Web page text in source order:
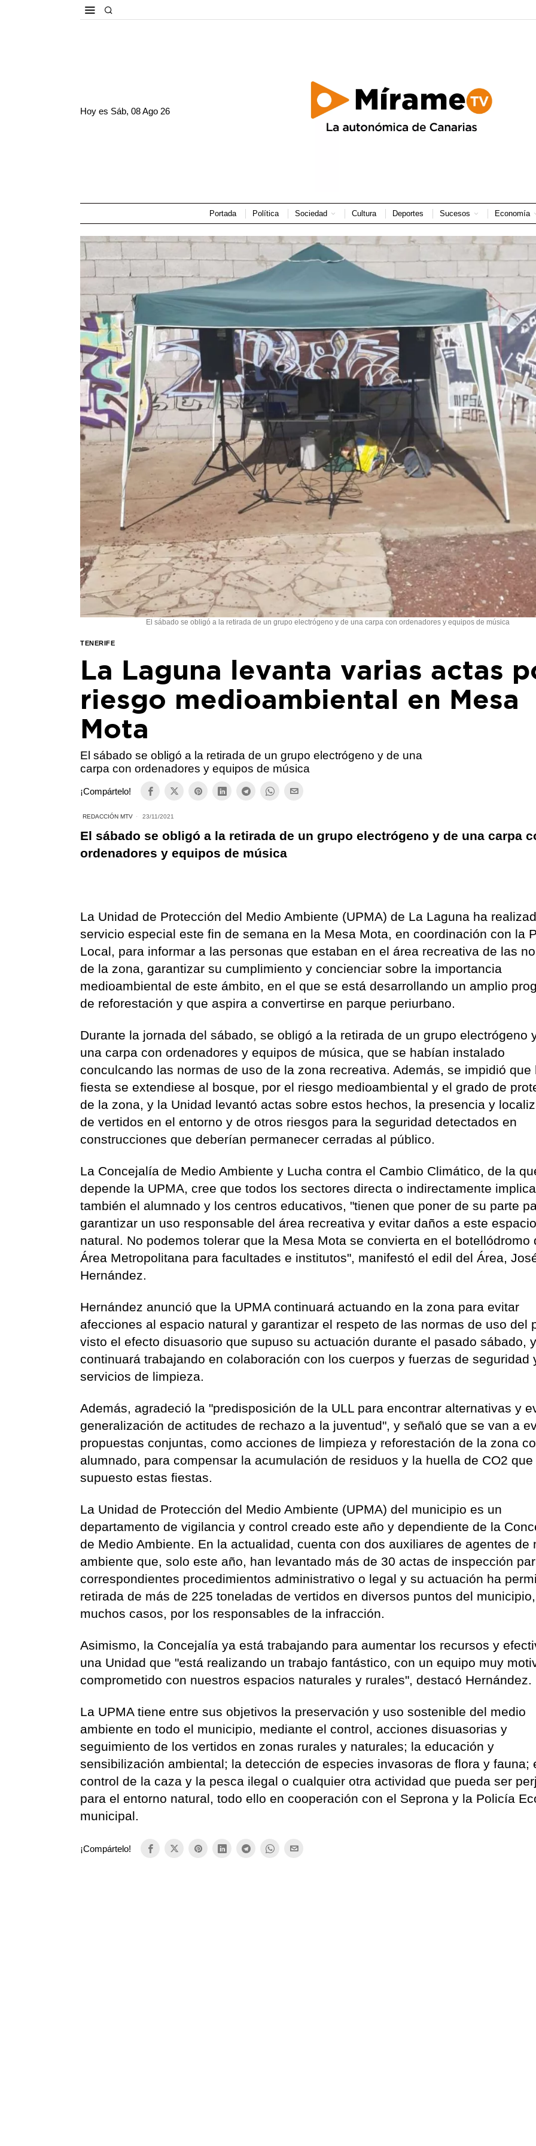
Hoy es Sáb, 08 Ago 26
Portada Política Sociedad Cultura Deportes Sucesos Economía
El sábado se obligó a la retirada de un grupo electrógeno y de una carpa con ordenadores y equipos de música
TENERIFE
La Laguna levanta varias actas
riesgo medioambiental en Mesa
Mota
El sábado se obligó a la retirada de un grupo electrógeno y de una
carpa con ordenadores y equipos de música
¡Compártelo!
REDACCIÓN MTV 23/11/2021
El sábado se obligó a la retirada de un grupo electrógeno y de una carpa
ordenadores y equipos de música
La Unidad de Protección del Medio Ambiente (UPMA) de La Laguna ha
servicio especial este fin de semana en la Mesa Mota, en coordinación con la
Local, para informar a las personas que estaban en el área recreativa de las
de la zona, garantizar su cumplimiento y concienciar sobre la importancia
medioambiental de este ámbito, en el que se está desarrollando un amplio
de reforestación y que aspira a convertirse en parque periurbano.
Durante la jornada del sábado, se obligó a la retirada de un grupo electrógeno
una carpa con ordenadores y equipos de música, que se habían instalado
conculcando las normas de uso de la zona recreativa. Además, se impidió que
fiesta se extendiese al bosque, por el riesgo medioambiental y el grado de
de la zona, y la Unidad levantó actas sobre estos hechos, la presencia y
de vertidos en el entorno y de otros riesgos para la seguridad detectados en
construcciones que deberían permanecer cerradas al público.
La Concejalía de Medio Ambiente y Lucha contra el Cambio Climático, de la
depende la UPMA, cree que todos los sectores directa o indirectamente
también el alumnado y los centros educativos, "tienen que poner de su parte
garantizar un uso responsable del área recreativa y evitar daños a este
natural. No podemos tolerar que la Mesa Mota se convierta en el botellódromo
Área Metropolitana para facultades e institutos", manifestó el edil del Área,
Hernández.
Hernández anunció que la UPMA continuará actuando en la zona para evitar
afecciones al espacio natural y garantizar el respeto de las normas de uso del
visto el efecto disuasorio que supuso su actuación durante el pasado sábado,
continuará trabajando en colaboración con los cuerpos y fuerzas de seguridad
servicios de limpieza.
Además, agradeció la "predisposición de la ULL para encontrar alternativas y
generalización de actitudes de rechazo a la juventud", y señaló que se van a
propuestas conjuntas, como acciones de limpieza y reforestación de la zona
alumnado, para compensar la acumulación de residuos y la huella de CO2
supuesto estas fiestas.
La Unidad de Protección del Medio Ambiente (UPMA) del municipio es un
departamento de vigilancia y control creado este año y dependiente de la
de Medio Ambiente. En la actualidad, cuenta con dos auxiliares de agentes de
ambiente que, solo este año, han levantado más de 30 actas de inspección
correspondientes procedimientos administrativo o legal y su actuación ha
retirada de más de 225 toneladas de vertidos en diversos puntos del
muchos casos, por los responsables de la infracción.
Asimismo, la Concejalía ya está trabajando para aumentar los recursos y
una Unidad que "está realizando un trabajo fantástico, con un equipo muy
comprometido con nuestros espacios naturales y rurales", destacó Hernández.
La UPMA tiene entre sus objetivos la preservación y uso sostenible del medio
ambiente en todo el municipio, mediante el control, acciones disuasorias y
seguimiento de los vertidos en zonas rurales y naturales; la educación y
sensibilización ambiental; la detección de especies invasoras de flora y fauna;
control de la caza y la pesca ilegal o cualquier otra actividad que pueda ser
para el entorno natural, todo ello en cooperación con el Seprona y la Policía
municipal.
¡Compártelo!